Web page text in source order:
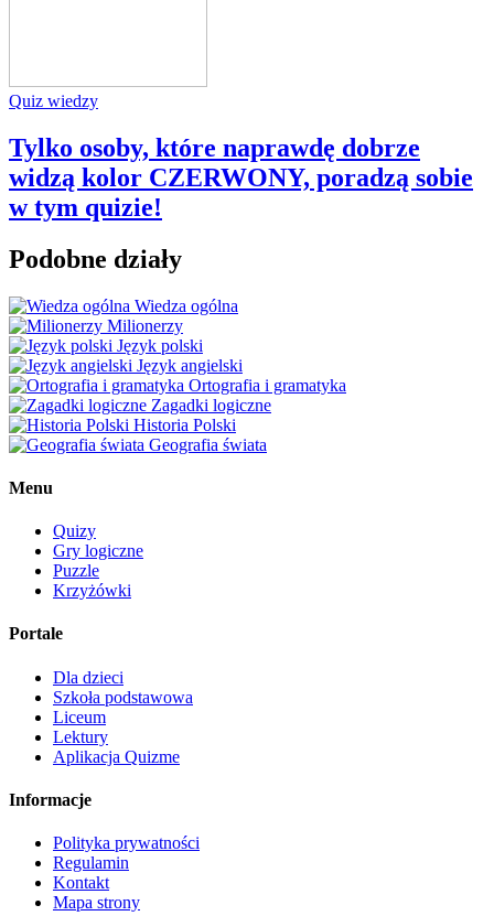
Quiz wiedzy
Tylko osoby, które naprawdę dobrze
widzą kolor CZERWONY, poradzą sobie
w tym quizie!
Podobne działy
Wiedza ogólna
Milionerzy
Język polski
Język angielski
Ortografia i gramatyka
Zagadki logiczne
Historia Polski
Geografia świata
Menu
Quizy
Gry logiczne
Puzzle
Krzyżówki
Portale
Dla dzieci
Szkoła podstawowa
Liceum
Lektury
Aplikacja Quizme
Informacje
Polityka prywatności
Regulamin
Kontakt
Mapa strony